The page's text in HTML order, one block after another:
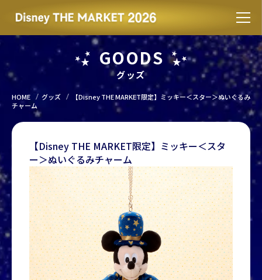
GOODS
グッズ
HOME グッズ
【Disney THE MARKET限定】ミッキー＜スター＞ぬいぐるみ
チャーム
【Disney THE MARKET限定】ミッキー＜スタ
ー＞ぬいぐるみチャーム